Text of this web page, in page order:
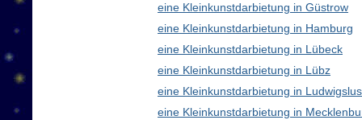
eine Kleinkunstdarbietung in Güstrow
eine Kleinkunstdarbietung in Hamburg
eine Kleinkunstdarbietung in Lübeck
eine Kleinkunstdarbietung in Lübz
eine Kleinkunstdarbietung in
eine Kleinkunstdarbietung in